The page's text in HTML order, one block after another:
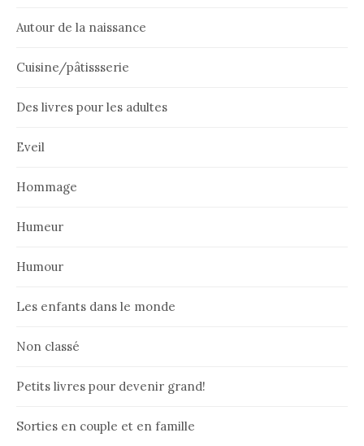
Autour de la naissance
Cuisine/pâtissserie
Des livres pour les adultes
Eveil
Hommage
Humeur
Humour
Les enfants dans le monde
Non classé
Petits livres pour devenir grand!
Sorties en couple et en famille